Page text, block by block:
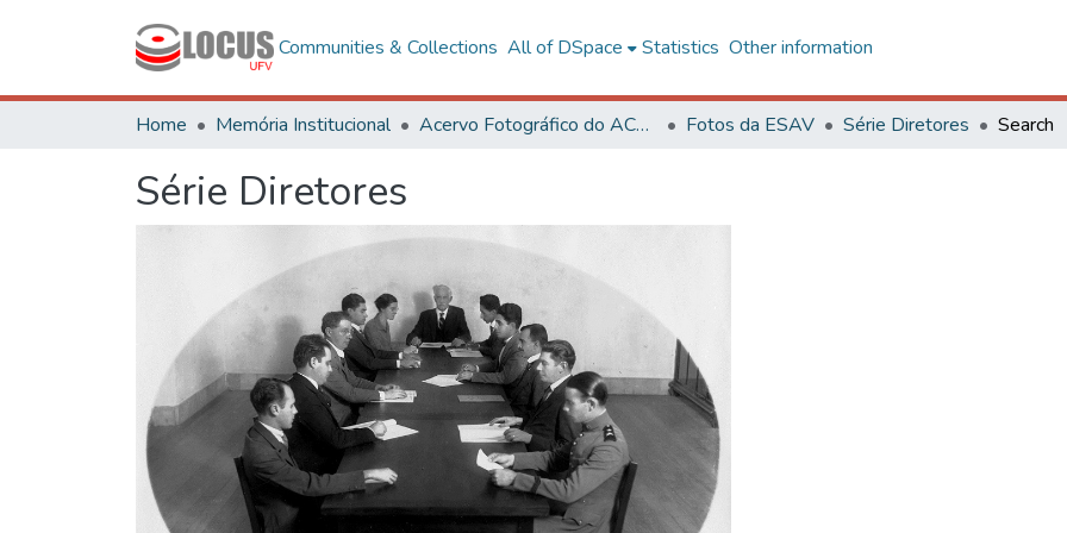
Communities & Collections All of DSpace Statistics Other information
Home Memória Institucional Acervo Fotográfico do ACH-UFV Fotos da ESAV Série Diretores Search
Série Diretores